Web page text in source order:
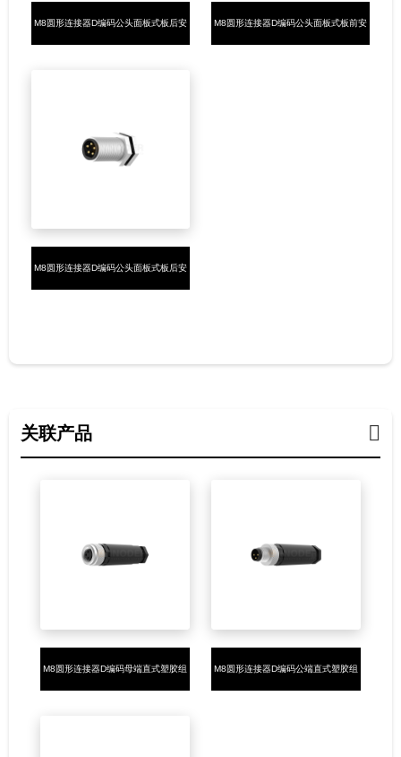
M8圆形连接器D编码公头面板式板后安 M8圆形连接器D编码公头面板式板前安
M8圆形连接器D编码公头面板式板后安
关联产品
M8圆形连接器D编码母端直式塑胶组 M8圆形连接器D编码公端直式塑胶组